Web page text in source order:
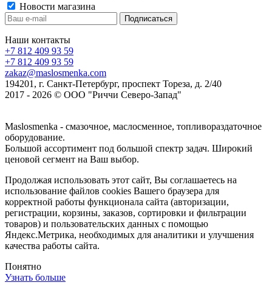
Новости магазина
Наши контакты
+7 812 409 93 59
+7 812 409 93 59
zakaz@maslosmenka.com
194201, г. Санкт-Петербург, проспект Тореза, д. 2/40
2017 - 2026 © ООО "Риччи Северо-Запад"
Maslosmenka - смазочное, маслосменное, топливораздаточное
оборудование.
Большой ассортимент под большой спектр задач. Широкий
ценовой сегмент на Ваш выбор.
Продолжая использовать этот сайт, Вы соглашаетесь на
использование файлов cookies Вашего браузера для
корректной работы функционала сайта (авторизации,
регистрации, корзины, заказов, сортировки и фильтрации
товаров) и пользовательских данных с помощью
Яндекс.Метрика, необходимых для аналитики и улучшения
качества работы сайта.
Понятно
Узнать больше